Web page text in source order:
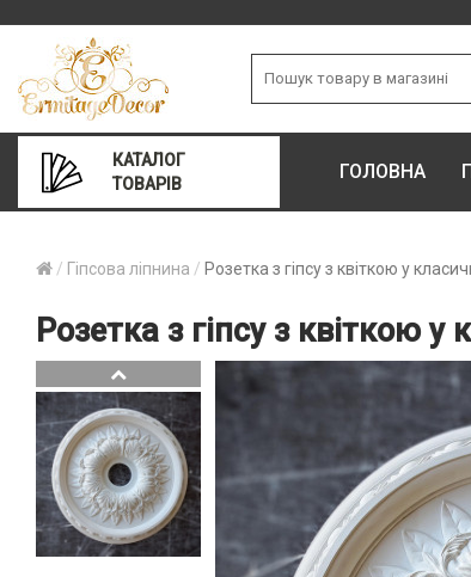
КАТАЛОГ
ТОВАРІВ
ГОЛОВНА
Гіпсова ліпнина Розетка з гіпсу з квіткою у
Розетка з гіпсу з квіткою